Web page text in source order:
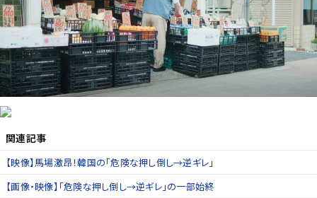
関連記事
【映像】馬場激昂！韓国の「危険な押し倒し→逆ギレ」
【画像・映像】「危険な押し倒し→逆ギレ」の一部始終